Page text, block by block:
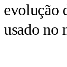
evolução
usado no